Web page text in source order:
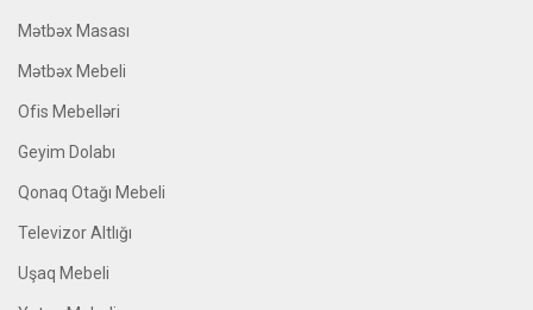
Mətbəx Masası
Mətbəx Mebeli
Ofis Mebelləri
Geyim Dolabı
Qonaq Otağı Mebeli
Televizor Altlığı
Uşaq Mebeli